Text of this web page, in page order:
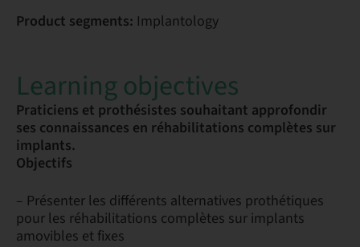
Product segments: Implantology
Learning objectives
Praticiens et prothésistes souhaitant approfondir
ses connaissances en réhabilitations complètes sur
implants.
Objectifs
– Présenter les différents alternatives prothétiques
pour les réhabilitations complètes sur implants
amovibles et fixes